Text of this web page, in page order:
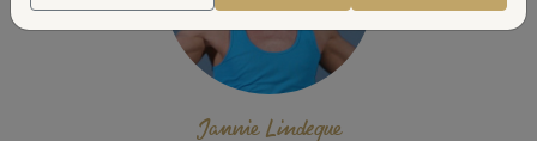
Jannie Lindeque